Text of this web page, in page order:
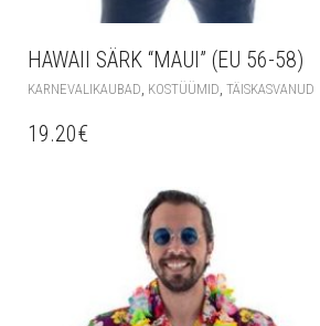
HAWAII SÄRK “MAUI” (EU 56-58)
KARNEVALIKAUBAD KOSTÜÜMID TÄISKASVANUD
19.20€